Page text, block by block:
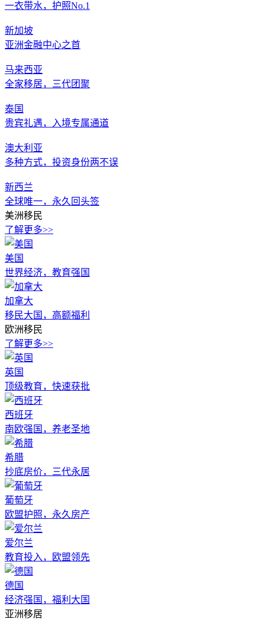
一衣带水，护照No.1
新加坡
亚洲金融中心之首
马来西亚
全家移居，三代团聚
泰国
贵宾礼遇，入境专属通道
澳大利亚
多种方式，投资身份两不误
新西兰
全球唯一，永久回头签
美洲移民
了解更多>>
美国
世界经济，教育强国
加拿大
移民大国，高额福利
欧洲移民
了解更多>>
英国
顶级教育，快速获批
西班牙
南欧强国，养老圣地
希腊
抄底房价，三代永居
葡萄牙
欧盟护照，永久房产
爱尔兰
教育投入，欧盟领先
德国
经济强国，福利大国
亚洲移居